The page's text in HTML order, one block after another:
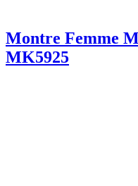
Montre Femme
MK5925